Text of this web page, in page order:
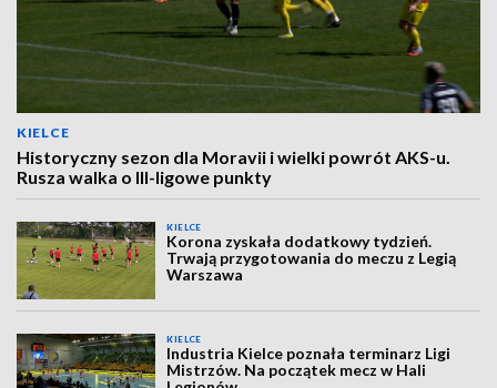
KIELCE
Historyczny sezon dla Moravii i wielki powrót AKS-u.
Rusza walka o III-ligowe punkty
KIELCE
Korona zyskała dodatkowy tydzień.
Trwają przygotowania do meczu z Legią
Warszawa
KIELCE
Industria Kielce poznała terminarz Ligi
Mistrzów. Na początek mecz w Hali